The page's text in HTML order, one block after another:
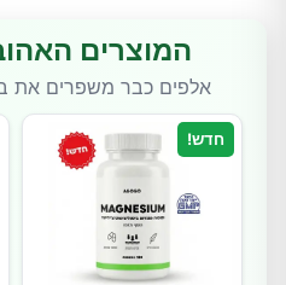
המוצרים
אלפים כבר משפרים את
חדש!